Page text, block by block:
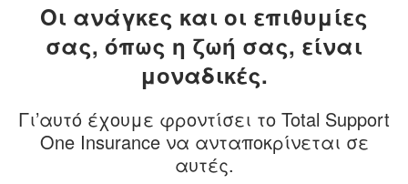
Οι ανάγκες και οι επιθυμίες
σας, όπως η ζωή σας, είναι
μοναδικές.
Γι’αυτό έχουμε φροντίσει το Total Support
One Insurance να ανταποκρίνεται σε
αυτές.